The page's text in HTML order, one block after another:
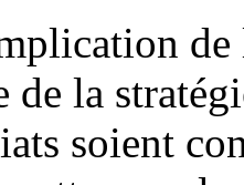
de
la
soient